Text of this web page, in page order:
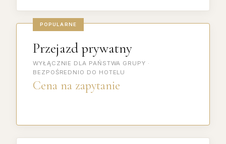
POPULARNE
Przejazd prywatny
WYŁĄCZNIE DLA PAŃSTWA GRUPY ·
BEZPOŚREDNIO DO HOTELU
Cena na zapytanie